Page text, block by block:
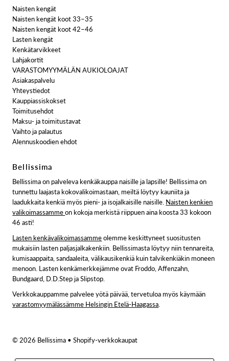
Naisten kengät
Naisten kengät koot 33–35
Naisten kengät koot 42–46
Lasten kengät
Kenkätarvikkeet
Lahjakortit
VARASTOMYYMÄLÄN AUKIOLOAJAT
Asiakaspalvelu
Yhteystiedot
Kauppiassiskokset
Toimitusehdot
Maksu- ja toimitustavat
Vaihto ja palautus
Alennuskoodien ehdot
Bellissima
Bellissima on palveleva kenkäkauppa naisille ja lapsille! Bellissima on
tunnettu laajasta kokovalikoimastaan, meiltä löytyy kauniita ja
laadukkaita kenkiä myös pieni- ja isojalkaisille naisille. Naisten kenkien
valikoimassammeon kokoja merkistä riippuen aina koosta 33 kokoon
46 asti!
Lasten kenkävalikoimassammeolemme keskittyneet suositusten
mukaisiin lasten paljasjalkakenkiin. Bellissimasta löytyy niin tennareita,
kumisaappaita, sandaaleita, välikausikenkiä kuin talvikenkiäkin moneen
menoon. Lasten kenkämerkkejämme ovat Froddo, Affenzahn,
Bundgaard, D.D.Step ja Slipstop.
Verkkokauppamme palvelee yötä päivää, tervetuloa myös käymään
varastomyymälässämme Helsingin Etelä-Haagassa
© 2026 Bellissima • Shopify-verkkokaupat